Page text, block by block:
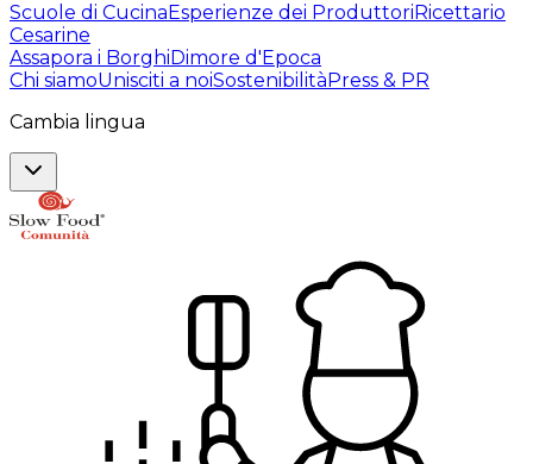
Scuole di CucinaEsperienze dei ProduttoriRicettario
Cesarine
Assapora i BorghiDimore d'Epoca
Chi siamoUnisciti a noiSostenibilitàPress & PR
Cambia lingua